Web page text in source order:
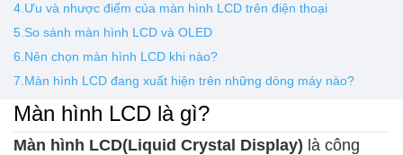
4.Ưu và nhược điểm của màn hình LCD trên điện thoại
5.So sánh màn hình LCD và OLED
6.Nên chọn màn hình LCD khi nào?
7.Màn hình LCD đang xuất hiện trên những dòng máy nào?
Màn hình LCD là gì?
Màn hình LCD(Liquid Crystal Display) là công